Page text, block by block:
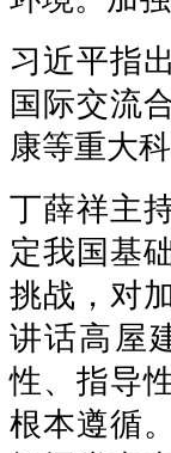
习近平指
国际交流
康等重大
丁薛祥主
定我国基
挑战，对
讲话高屋
性、指导
根本遵循